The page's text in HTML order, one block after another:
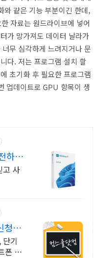
와 같은 기능 부분이긴 한데,
자료는 원드라이브에 넣어
가 망가져도 데이터 날라가
무 심각하게 느려지거나 문
다. 저는 프로그램 설치 할
초기화 후 필요한 프로그램
업데이트로 GPU 항목이 생
하게
고 사
청&
기
폰 학